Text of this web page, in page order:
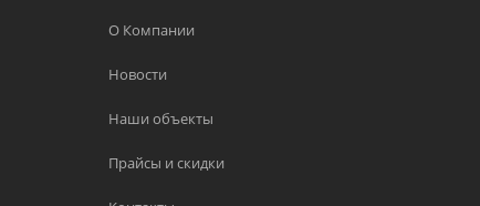
О Компании
Новости
Наши объекты
Прайсы и скидки